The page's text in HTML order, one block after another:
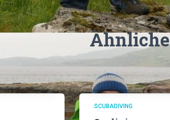
SCUBADIVING